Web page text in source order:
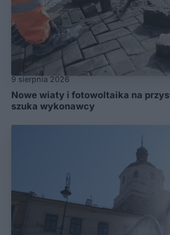
9 sierpnia 2026
Nowe wiaty i fotowoltaika na
szuka wykonawcy